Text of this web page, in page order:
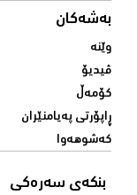
بەشەکان
وێنە
ڤیدیۆ
کۆمەڵ
ڕاپۆرتی پەیامنێران
کەشوهەوا
بنکەی سەرەکی